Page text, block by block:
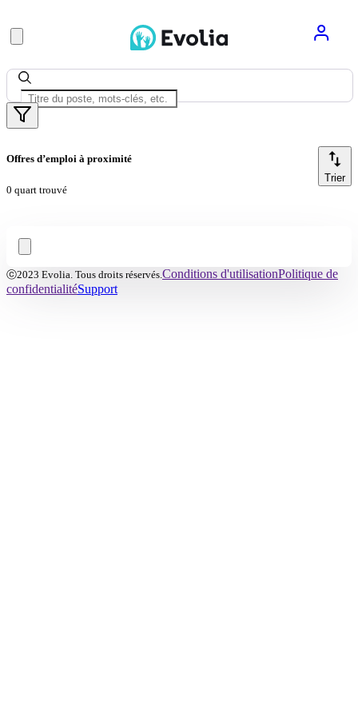
Offres d’emploi à proximité
0 quart trouvé
Trier
ⓒ2023 Evolia. Tous droits réservés.Conditions d'utilisationPolitique de
confidentialitéSupport